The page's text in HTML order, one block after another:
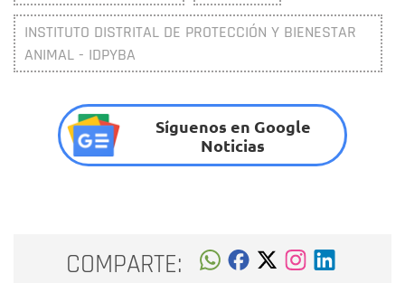
INSTITUTO DISTRITAL DE PROTECCIÓN Y BIENESTAR
ANIMAL - IDPYBA
Síguenos en Google
Noticias
COMPARTE: